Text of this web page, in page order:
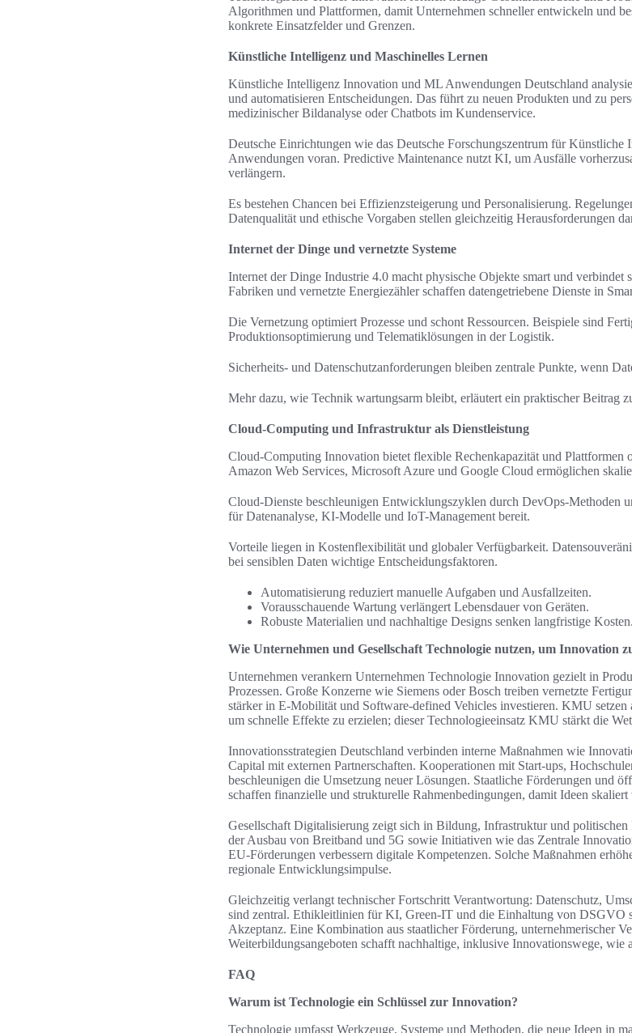
Algorithmen und Plattformen, damit Unternehmen schneller entwickeln und
konkrete Einsatzfelder und Grenzen.
Künstliche Intelligenz und Maschinelles Lernen
Künstliche Intelligenz Innovation und ML Anwendungen Deutschland
und automatisieren Entscheidungen. Das führt zu neuen Produkten und zu
medizinischer Bildanalyse oder Chatbots im Kundenservice.
Deutsche Einrichtungen wie das Deutsche Forschungszentrum für
Anwendungen voran. Predictive Maintenance nutzt KI, um Ausfälle
verlängern.
Es bestehen Chancen bei Effizienzsteigerung und Personalisierung.
Datenqualität und ethische Vorgaben stellen gleichzeitig Herausforderungen
Internet der Dinge und vernetzte Systeme
Internet der Dinge Industrie 4.0 macht physische Objekte smart und verbindet
Fabriken und vernetzte Energiezähler schaffen datengetriebene Dienste in
Die Vernetzung optimiert Prozesse und schont Ressourcen. Beispiele sind
Produktionsoptimierung und Telematiklösungen in der Logistik.
Sicherheits- und Datenschutzanforderungen bleiben zentrale Punkte, wenn
Mehr dazu, wie Technik wartungsarm bleibt, erläutert ein praktischer Beitrag
Cloud-Computing und Infrastruktur als Dienstleistung
Cloud-Computing Innovation bietet flexible Rechenkapazität und Plattformen
Amazon Web Services, Microsoft Azure und Google Cloud ermöglichen
Cloud-Dienste beschleunigen Entwicklungszyklen durch DevOps-Methoden
für Datenanalyse, KI-Modelle und IoT-Management bereit.
Vorteile liegen in Kostenflexibilität und globaler Verfügbarkeit.
bei sensiblen Daten wichtige Entscheidungsfaktoren.
Automatisierung reduziert manuelle Aufgaben und Ausfallzeiten.
Vorausschauende Wartung verlängert Lebensdauer von Geräten.
Robuste Materialien und nachhaltige Designs senken langfristige Kosten.
Wie Unternehmen und Gesellschaft Technologie nutzen, um Innovation
Unternehmen verankern Unternehmen Technologie Innovation gezielt in
Prozessen. Große Konzerne wie Siemens oder Bosch treiben vernetzte
stärker in E‑Mobilität und Software‑defined Vehicles investieren. KMU
um schnelle Effekte zu erzielen; dieser Technologieeinsatz KMU stärkt die
Innovationsstrategien Deutschland verbinden interne Maßnahmen wie
Capital mit externen Partnerschaften. Kooperationen mit Start‑ups,
beschleunigen die Umsetzung neuer Lösungen. Staatliche Förderungen und
schaffen finanzielle und strukturelle Rahmenbedingungen, damit Ideen
Gesellschaft Digitalisierung zeigt sich in Bildung, Infrastruktur und
der Ausbau von Breitband und 5G sowie Initiativen wie das Zentrale
EU‑Förderungen verbessern digitale Kompetenzen. Solche Maßnahmen
regionale Entwicklungsimpulse.
Gleichzeitig verlangt technischer Fortschritt Verantwortung: Datenschutz,
sind zentral. Ethikleitlinien für KI, Green‑IT und die Einhaltung von DSGVO
Akzeptanz. Eine Kombination aus staatlicher Förderung, unternehmerischer
Weiterbildungsangeboten schafft nachhaltige, inklusive Innovationswege, wie
FAQ
Warum ist Technologie ein Schlüssel zur Innovation?
Technologie umfasst Werkzeuge, Systeme und Methoden, die neue Ideen in